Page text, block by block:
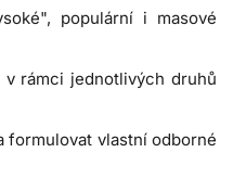
populární i masové
rámci jednotlivých druhů
formulovat vlastní odborné